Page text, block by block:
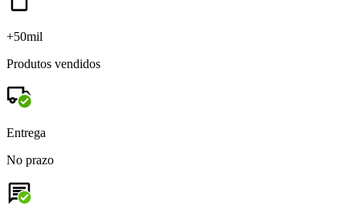
+50mil
Produtos vendidos
Entrega
No prazo